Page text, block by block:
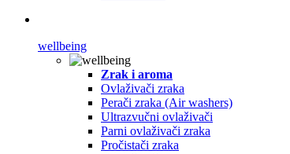
wellbeing
Zrak i aroma
Ovlaživači zraka
Perači zraka (Air washers)
Ultrazvučni ovlaživači
Parni ovlaživači zraka
Pročistači zraka